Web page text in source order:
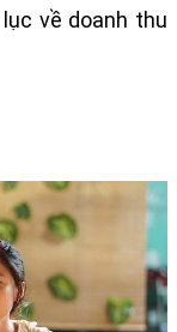
về doanh thu